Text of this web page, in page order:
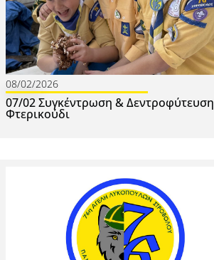
08/02/2026
07/02 Συγκέντρωση & Δεντροφύτευση
Φτερικούδι